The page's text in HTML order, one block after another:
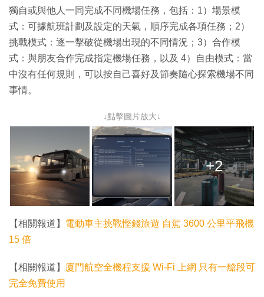
獨自或與他人一同完成不同機場任務，包括：1）場景模
式：可據航班計劃及設定的天氣，順序完成各項任務；2）
挑戰模式：逐一擊破從機場出現的不同情況；3）合作模
式：與朋友合作完成指定機場任務，以及 4）自由模式：當
中沒有任何規則，可以按自己喜好及節奏隨心探索機場不同
事情。
↓點擊圖片放大↓
+2
【相關報道】 電動車主挑戰慳錢旅遊 自駕 3600 公里平飛機
15 倍
【相關報道】 廈門航空全機程支援 Wi-Fi 上網 只有一艙段可
完全免費使用